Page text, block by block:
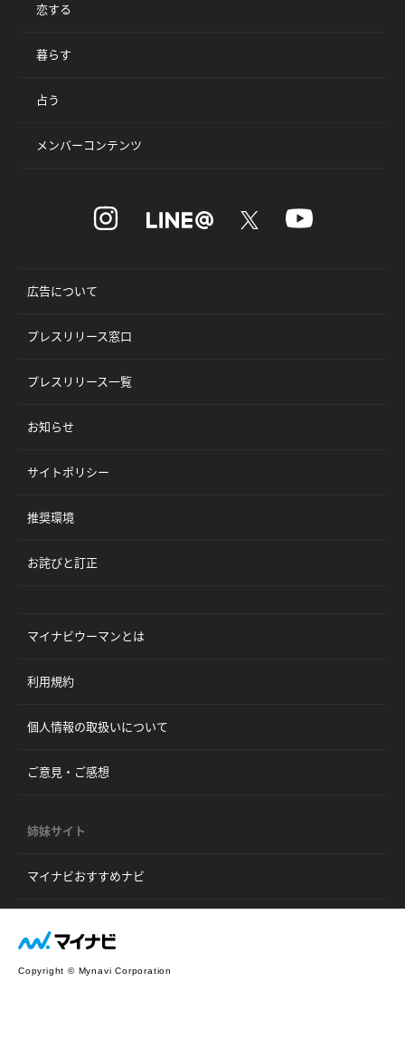
恋する
暮らす
占う
メンバーコンテンツ
広告について
プレスリリース窓口
プレスリリース一覧
お知らせ
サイトポリシー
推奨環境
お詫びと訂正
マイナビウーマンとは
利用規約
個人情報の取扱いについて
ご意見・ご感想
姉妹サイト
マイナビおすすめナビ
Copyright © Mynavi Corporation